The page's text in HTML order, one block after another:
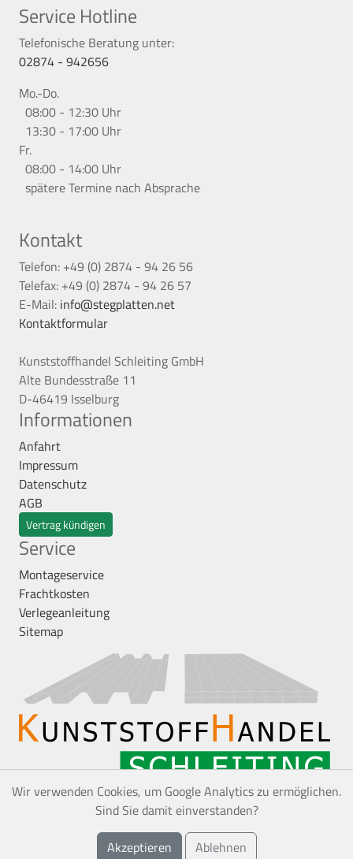
Service Hotline
Telefonische Beratung unter:
02874 - 942656
Mo.-Do.
08:00 - 12:30 Uhr
13:30 - 17:00 Uhr
Fr.
08:00 - 14:00 Uhr
spätere Termine nach Absprache
Kontakt
Telefon: +49 (0) 2874 - 94 26 56
Telefax: +49 (0) 2874 - 94 26 57
E-Mail: info@stegplatten.net
Kontaktformular
Kunststoffhandel Schleiting GmbH
Alte Bundesstraße 11
D-46419 Isselburg
Informationen
Anfahrt
Impressum
Datenschutz
AGB
Vertrag kündigen
Service
Montageservice
Frachtkosten
Verlegeanleitung
Sitemap
Alle Preise inkl. gesetzl. Mehrwertsteuer zzgl.
Versandkosten, wenn nicht anders angegeben.
Wir verwenden Cookies, um Google Analytics zu ermöglichen.
Sind Sie damit einverstanden?
Akzeptieren
Ablehnen